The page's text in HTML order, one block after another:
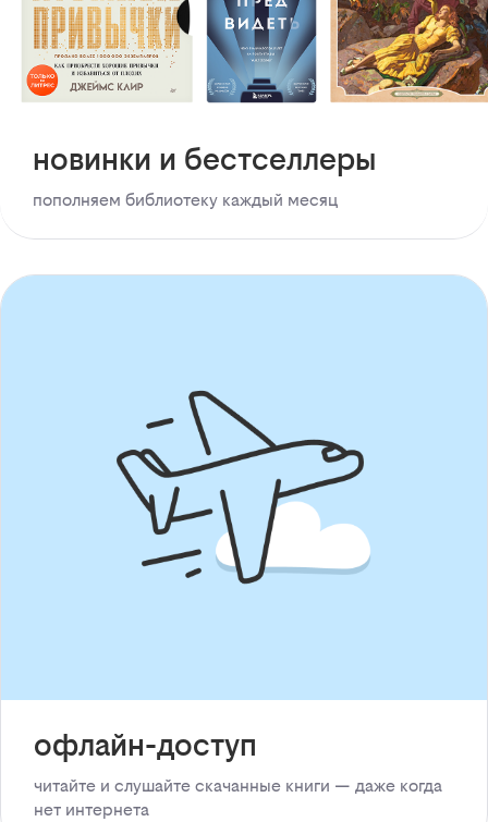
новинки и бестселлеры
пополняем библиотеку каждый месяц
офлайн-доступ
читайте и слушайте скачанные книги — даже когда
нет интернета